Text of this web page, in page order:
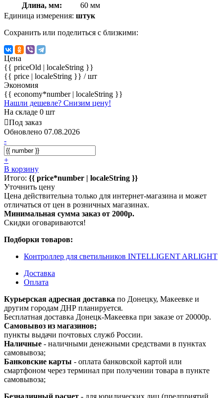
Длина, мм:
60 мм
Единица измерения: штук
Сохранить или поделиться с близкими:
Цена
{{ priceOld | localeString }}
{{ price | localeString }} / шт
Экономия
{{ economy*number | localeString }}
Нашли дешевле? Снизим цену!
На складе 0 шт
Под заказ
Обновлено 07.08.2026
-
+
В корзину
Итого: {{ price*number | localeString }}
Уточнить цену
Цена действительна только для интернет-магазина и может
отличаться от цен в розничных магазинах.
Минимальная сумма заказ от 2000р.
Скидки оговариваются!
Подборки товаров:
Контроллер для светильников INTELLIGENT ARLIGHT
Доставка
Оплата
Курьерская адресная доставка по Донецку, Макеевке и
другим городам ДНР планируется.
Бесплатная доставка Донецк-Макеевка при заказе от 20000р.
Самовывоз из магазинов;
пункты выдачи почтовых служб России.
Наличные - наличными денежными средствами в пунктах
самовывоза;
Банковские карты - оплата банковской картой или
смартфоном через терминал при получении товара в пункте
самовывоза;
Безналичный расчет - для юридических лиц (предприятий,